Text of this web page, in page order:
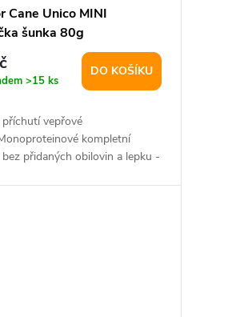
Cane Unico MINI
šunka 80g
>15 ks
DO KOŠÍKU
příchutí vepřové
kompletní
přidaných obilovin a lepku -